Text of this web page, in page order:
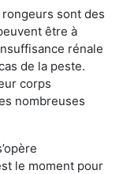
sont des
être à
rénale
de la peste.
corps
nombreuses
le moment pour